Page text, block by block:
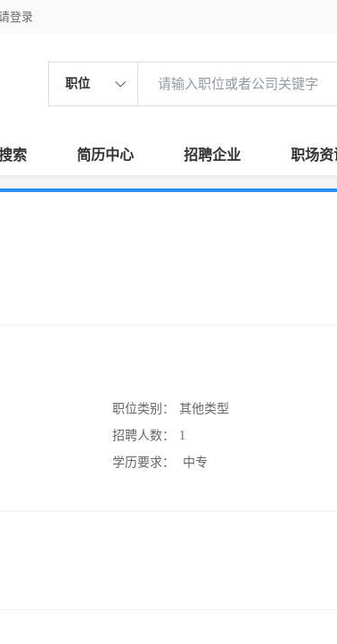
登录
职位
索 简历中心 招聘企业 职场资
职位类别：
其他类型
招聘人数：
1
学历要求：
中专